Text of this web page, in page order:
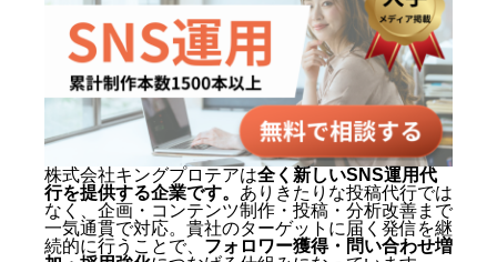
株式会社キングプロテアは全く新しいSNS運用代
行を提供する企業です。 ありきたりな投稿代行では
なく、企画・コンテンツ制作・投稿・分析改善まで
一気通貫で対応。貴社のターゲットに届く発信を継
続的に行うことで、 フォロワー獲得・問い合わせ増